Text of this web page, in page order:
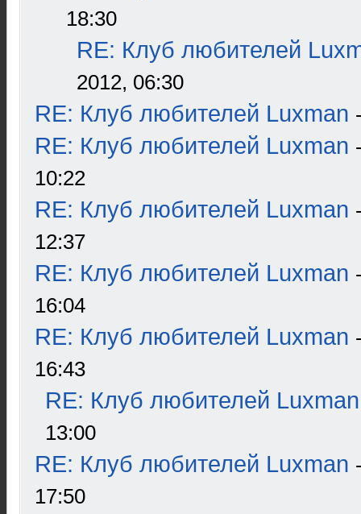
18:30
RE: Клуб любителей
2012, 06:30
RE: Клуб любителей Luxman
RE: Клуб любителей Luxman
10:22
RE: Клуб любителей Luxman
12:37
RE: Клуб любителей Luxman
16:04
RE: Клуб любителей Luxman
16:43
RE: Клуб любителей Luxman
13:00
RE: Клуб любителей Luxman
17:50